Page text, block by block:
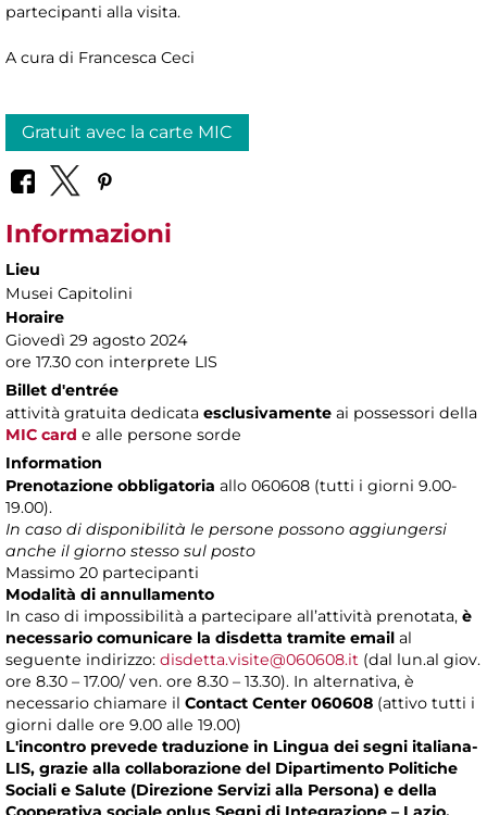
partecipanti alla visita.
A cura di Francesca Ceci
Gratuit avec la carte MIC
Informazioni
Lieu
Musei Capitolini
Horaire
Giovedì 29 agosto 2024
ore 17.30 con interprete LIS
Billet d'entrée
attività gratuita dedicata esclusivamente ai possessori della
MIC card e alle persone sorde
Information
Prenotazione obbligatoria allo 060608 (tutti i giorni 9.00-
19.00).
In caso di disponibilità le persone possono aggiungersi
anche il giorno stesso sul posto
Massimo 20 partecipanti
Modalità di annullamento
In caso di impossibilità a partecipare all’attività prenotata, è
necessario comunicare la disdetta tramite email al
seguente indirizzo: disdetta.visite@060608.it (dal lun.al giov.
ore 8.30 – 17.00/ ven. ore 8.30 – 13.30). In alternativa, è
necessario chiamare il Contact Center 060608 (attivo tutti i
giorni dalle ore 9.00 alle 19.00)
L'incontro prevede traduzione in Lingua dei segni italiana-
LIS, grazie alla collaborazione del Dipartimento Politiche
Sociali e Salute (Direzione Servizi alla Persona) e della